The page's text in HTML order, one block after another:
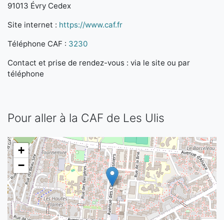
91013 Évry Cedex
Site internet : https://www.caf.fr
Téléphone CAF : 3230
Contact et prise de rendez-vous : via le site ou par
téléphone
Pour aller à la CAF de Les Ulis
+
−